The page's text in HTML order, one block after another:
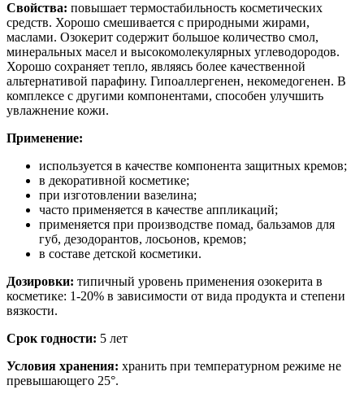
Свойства: повышает термостабильность косметических
средств. Хорошо смешивается с природными жирами,
маслами. Озокерит содержит большое количество смол,
минеральных масел и высокомолекулярных углеводородов.
Хорошо сохраняет тепло, являясь более качественной
альтернативой парафину. Гипоаллергенен, некомедогенен. В
комплексе с другими компонентами, способен улучшить
увлажнение кожи.
Применение:
используется в качестве компонента защитных кремов;
в декоративной косметике;
при изготовлении вазелина;
часто применяется в качестве аппликаций;
применяется при производстве помад, бальзамов для
губ, дезодорантов, лосьонов, кремов;
в составе детской косметики.
Дозировки: типичный уровень применения озокерита в
косметике: 1-20% в зависимости от вида продукта и степени
вязкости.
Срок годности: 5 лет
Условия хранения: хранить при температурном режиме не
превышающего 25°.